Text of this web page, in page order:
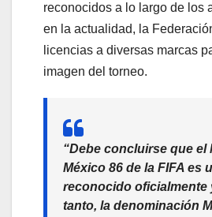
reconocidos a lo largo de los
en la actualidad, la
licencias a diversas marcas
imagen del torneo.
“Debe concluirse que el
México 86 de la FIFA es
reconocido oficialmente
tanto, la denominación